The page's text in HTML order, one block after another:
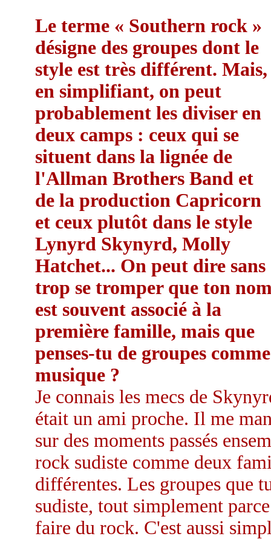
Le terme « Southern rock »
désigne des groupes dont le
style est très différent. Mais,
en simplifiant, on peut
probablement les diviser en
deux camps : ceux qui se
situent dans la lignée de
l'Allman Brothers Band et
de la production Capricorn
et ceux plutôt dans le style
Lynyrd Skynyrd, Molly
Hatchet... On peut dire sans
trop se tromper que ton
est souvent associé à la
première famille, mais que
penses-tu de groupes
musique ?
Je connais les mecs de
était un ami proche. Il me
sur des moments passés
rock sudiste comme deux
différentes. Les groupes que
sudiste, tout simplement
faire du rock. C'est aussi